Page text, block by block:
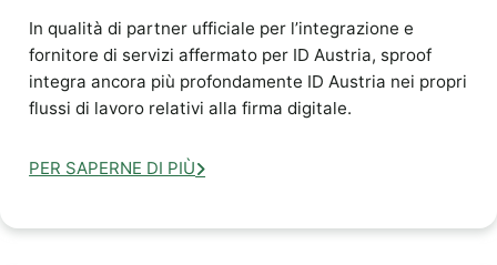
In qualità di partner ufficiale per l’integrazione e
fornitore di servizi affermato per ID Austria, sproof
integra ancora più profondamente ID Austria nei propri
flussi di lavoro relativi alla firma digitale.
PER SAPERNE DI PIÙ